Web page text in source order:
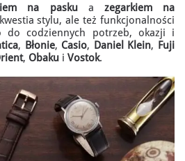
na paskua zegarkiem na
stylu, ale też funkcjonalności
do codziennych potrzeb, okazji i
, Błonie, Casio, Daniel Klein, Fuji
, Obaku i Vostok.